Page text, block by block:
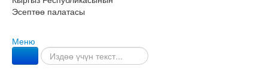
Эсептөө палатасы
Меню